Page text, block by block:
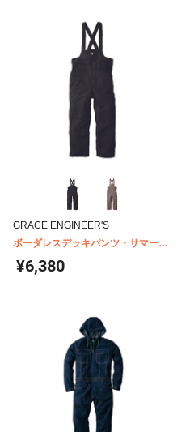
GRACE ENGINEER'S
ボーダレスデッキパンツ・サマー
GE-710
¥6,380